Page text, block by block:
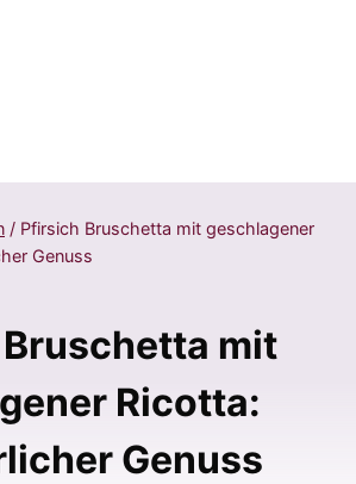
/ Pfirsich Bruschetta mit geschlagener
Genuss
mit
Ricotta:
Genuss